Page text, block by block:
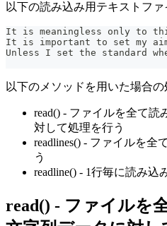
以下の読み込み用テキストファ
It is meaningless only to
It is important to set my
Unless I set the standard
以下のメソッドを用いた場合の
read() - ファイルを全て読
対して処理を行う
readlines() - ファイルを全
う
readline() - 1行毎に読み込
read() - ファイルを